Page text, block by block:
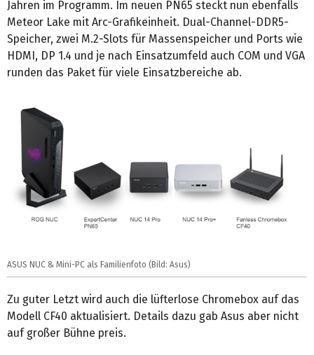
Jahren im Programm. Im neuen PN65 steckt nun ebenfalls
Meteor Lake mit Arc-Grafikeinheit. Dual-Channel-DDR5-
Speicher, zwei M.2-Slots für Massenspeicher und Ports wie
HDMI, DP 1.4 und je nach Einsatzumfeld auch COM und VGA
runden das Paket für viele Einsatzbereiche ab.
ASUS NUC & Mini-PC als Familienfoto (Bild: Asus)
Zu guter Letzt wird auch die lüfterlose Chromebox auf das
Modell CF40 aktualisiert. Details dazu gab Asus aber nicht
auf großer Bühne preis.